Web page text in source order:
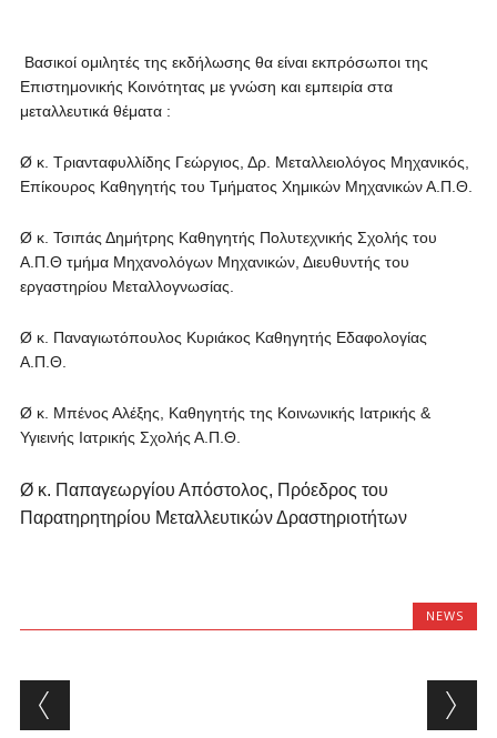
Βασικοί ομιλητές της εκδήλωσης θα είναι εκπρόσωποι της
Επιστημονικής Κοινότητας με γνώση και εμπειρία στα
μεταλλευτικά θέματα :
Ø κ. Τριανταφυλλίδης Γεώργιος, Δρ. Μεταλλειολόγος Μηχανικός,
Επίκουρος Καθηγητής του Τμήματος Χημικών Μηχανικών Α.Π.Θ.
Ø κ. Τσιπάς Δημήτρης Καθηγητής Πολυτεχνικής Σχολής του
Α.Π.Θ τμήμα Μηχανολόγων Μηχανικών, Διευθυντής του
εργαστηρίου Μεταλλογνωσίας.
Ø κ. Παναγιωτόπουλος Κυριάκος Καθηγητής Εδαφολογίας
Α.Π.Θ.
Ø κ. Μπένος Αλέξης, Καθηγητής της Κοινωνικής Ιατρικής &
Υγιεινής Ιατρικής Σχολής Α.Π.Θ.
Ø κ. Παπαγεωργίου Απόστολος, Πρόεδρος του
Παρατηρητηρίου Μεταλλευτικών Δραστηριοτήτων
NEWS
Post navigation